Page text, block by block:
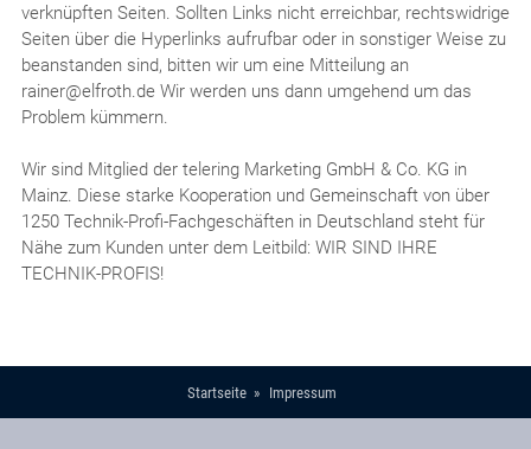
verknüpften Seiten. Sollten Links nicht erreichbar, rechtswidrige
Seiten über die Hyperlinks aufrufbar oder in sonstiger Weise zu
beanstanden sind, bitten wir um eine Mitteilung an
rainer@elfroth.de Wir werden uns dann umgehend um das
Problem kümmern.
Wir sind Mitglied der telering Marketing GmbH & Co. KG in
Mainz. Diese starke Kooperation und Gemeinschaft von über
1250 Technik-Profi-Fachgeschäften in Deutschland steht für
Nähe zum Kunden unter dem Leitbild: WIR SIND IHRE
TECHNIK-PROFIS!
Startseite Impressum